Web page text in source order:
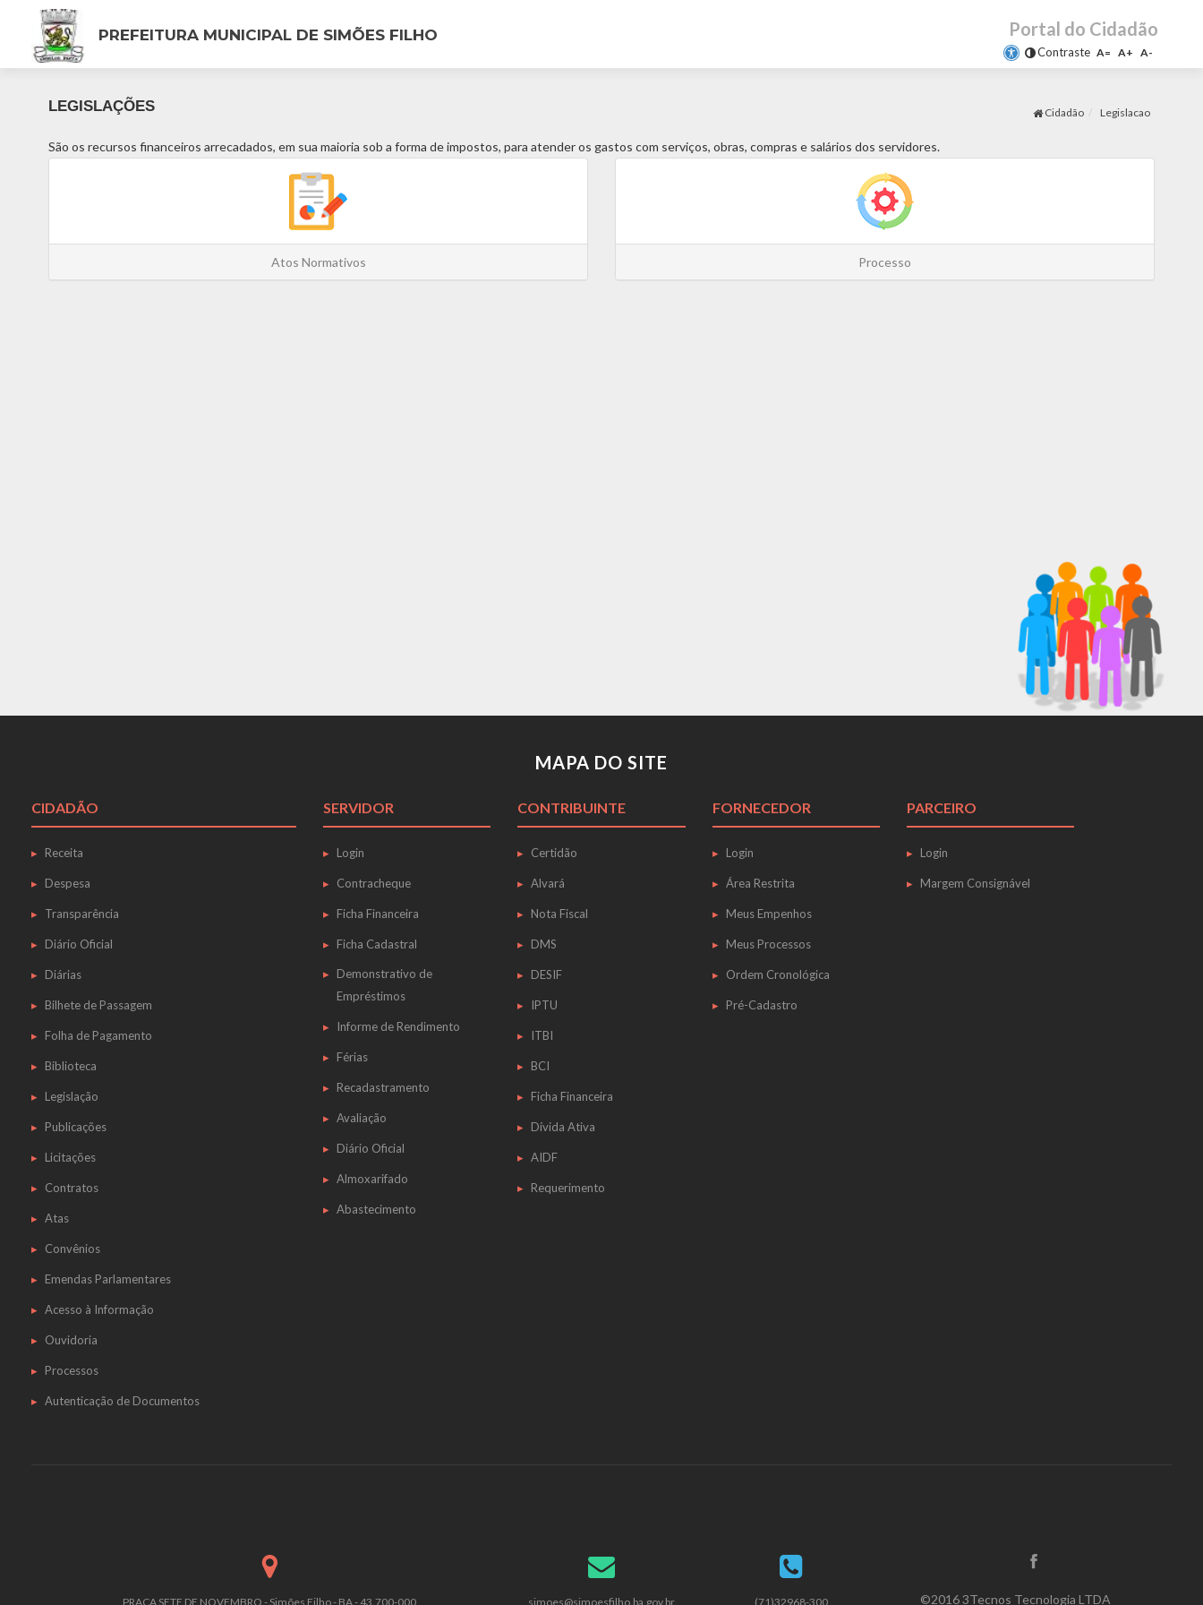
PREFEITURA MUNICIPAL DE SIMÕES FILHO Portal do Cidadão
Contraste A= A+ A-
Cidadão Legislacao
LEGISLAÇÕES
São os recursos financeiros arrecadados, em sua maioria sob a forma de impostos, para atender os gastos com serviços, obras, compras e salários dos servidores.
Atos Normativos Processo
MAPA DO SITE
CIDADÃO
Receita
Despesa
Transparência
Diário Oficial
Diárias
Bilhete de Passagem
Folha de Pagamento
Biblioteca
Legislação
Publicações
Licitações
Contratos
Atas
Convênios
Emendas Parlamentares
Acesso à Informação
Ouvidoria
Processos
Autenticação de Documentos
SERVIDOR
Login
Contracheque
Ficha Financeira
Ficha Cadastral
Demonstrativo de
Empréstimos
Informe de Rendimento
Férias
Recadastramento
Avaliação
Diário Oficial
Almoxarifado
Abastecimento
CONTRIBUINTE
Certidão
Alvará
Nota Fiscal
DMS
DESIF
IPTU
ITBI
BCI
Ficha Financeira
Dívida Ativa
AIDF
Requerimento
FORNECEDOR
Login
Área Restrita
Meus Empenhos
Meus Processos
Ordem Cronológica
Pré-Cadastro
PARCEIRO
Login
Margem Consignável
PRAÇA SETE DE NOVEMBRO - Simões Filho - BA - 43.700-000 simoes@simoesfilho.ba.gov.br (71)32968-300 ©2016 3Tecnos Tecnologia LTDA